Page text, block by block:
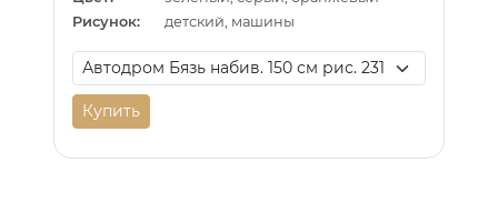
Рисунок:
детский, машины
Купить